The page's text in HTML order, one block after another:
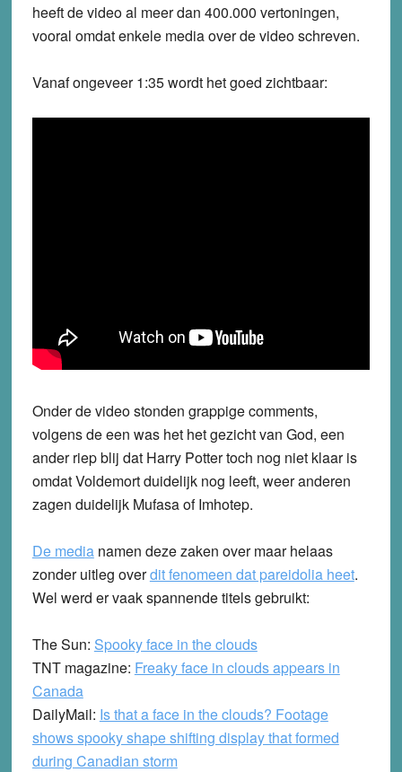
heeft de video al meer dan 400.000 vertoningen,
vooral omdat enkele media over de video schreven.
Vanaf ongeveer 1:35 wordt het goed zichtbaar:
Onder de video stonden grappige comments,
volgens de een was het het gezicht van God, een
ander riep blij dat Harry Potter toch nog niet klaar is
omdat Voldemort duidelijk nog leeft, weer anderen
zagen duidelijk Mufasa of Imhotep.
De medianamen deze zaken over maar helaas
zonder uitleg overdit fenomeen dat pareidolia heet.
Wel werd er vaak spannende titels gebruikt:
The Sun: Spooky face in the clouds
TNT magazine: Freaky face in clouds appears in
Canada
DailyMail: Is that a face in the clouds? Footage
shows spooky shape shifting display that formed
during Canadian storm